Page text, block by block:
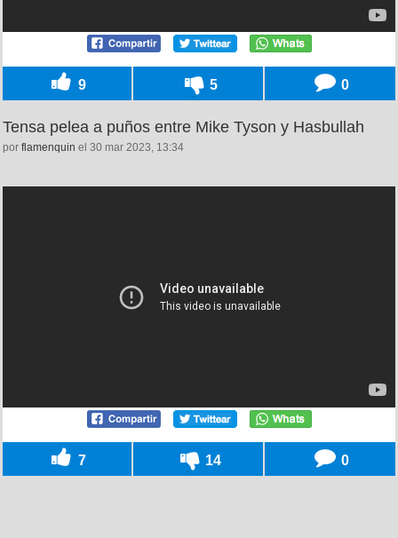
9 5 0
Tensa pelea a puños entre Mike Tyson y Hasbullah
por flamenquin el 30 mar 2023, 13:34
7 14 0